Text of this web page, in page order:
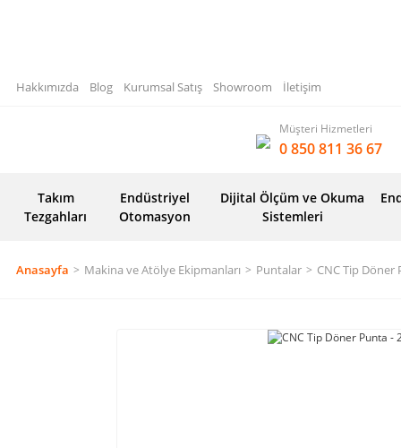
Hakkımızda Blog Kurumsal Satış Showroom İletişim
Müşteri Hizmetleri
0 850 811 36 67
Takım
Tezgahları
Endüstriyel
Otomasyon
Dijital Ölçüm ve Okuma
Sistemleri
Anasayfa Makina ve Atölye Ekipmanları Puntalar CNC Tip Döner